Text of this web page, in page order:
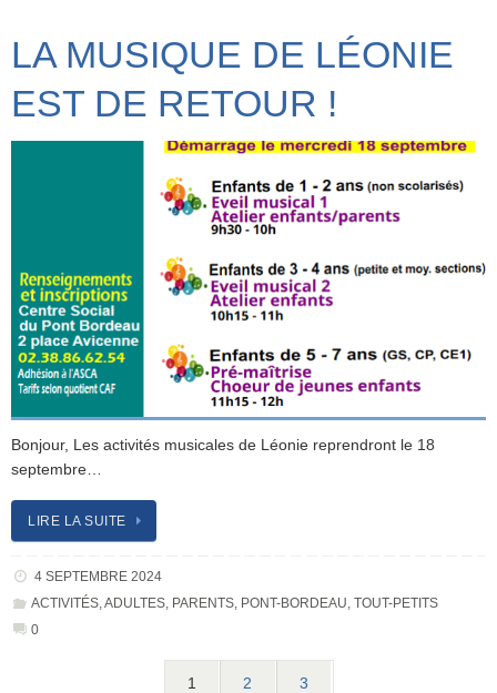
LA MUSIQUE DE LÉONIE
EST DE RETOUR !
Bonjour, Les activités musicales de Léonie reprendront le 18
septembre…
LIRE LA SUITE
4 SEPTEMBRE 2024
ACTIVITÉS, ADULTES, PARENTS, PONT-BORDEAU TOUT-PETITS
0
1 2 3